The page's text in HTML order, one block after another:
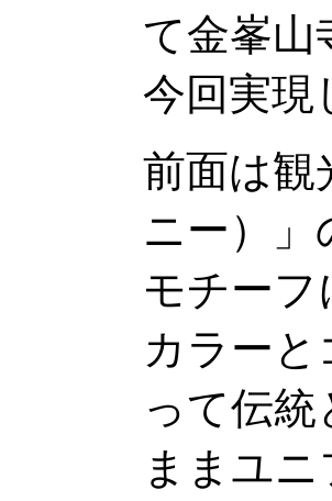
て金峯山
今回実現
前面は観
ニー）
モチー
カラー
って伝
ままユ